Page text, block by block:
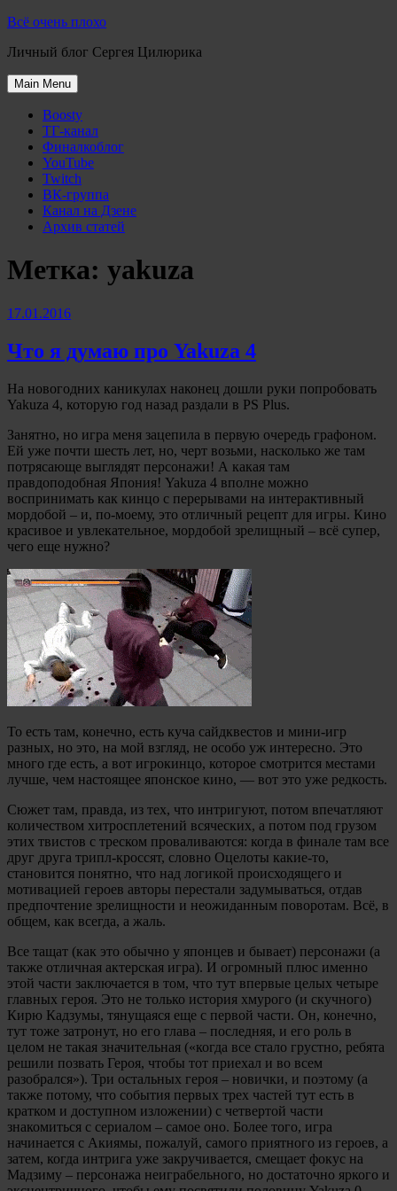
Skip
content
Всё очень плохо
Личный блог Сергея Цилюрика
Main Menu
Boosty
ТГ-канал
Финалкоблог
YouTube
Twitch
ВК-группа
Канал на Дзене
Архив статей
Метка: yakuza
17.01.2016
Что я думаю про Yakuza 4
На новогодних каникулах наконец дошли руки попробовать
Yakuza 4, которую год назад раздали в PS Plus.
Занятно, но игра меня зацепила в первую очередь графоном.
Ей уже почти шесть лет, но, черт возьми, насколько же там
потрясающе выглядят персонажи! А какая там
правдоподобная Япония! Yakuza 4 вполне можно
воспринимать как кинцо с перерывами на интерактивный
мордобой – и, по-моему, это отличный рецепт для игры. Кино
красивое и увлекательное, мордобой зрелищный – всё супер,
чего еще нужно?
То есть там, конечно, есть куча сайдквестов и мини-игр
разных, но это, на мой взгляд, не особо уж интересно. Это
много где есть, а вот игрокинцо, которое смотрится местами
лучше, чем настоящее японское кино, — вот это уже редкость.
Сюжет там, правда, из тех, что интригуют, потом впечатляют
количеством хитросплетений всяческих, а потом под грузом
этих твистов с треском проваливаются: когда в финале там все
друг друга трипл-кроссят, словно Оцелоты какие-то,
становится понятно, что над логикой происходящего и
мотивацией героев авторы перестали задумываться, отдав
предпочтение зрелищности и неожиданным поворотам. Всё, в
общем, как всегда, а жаль.
Все тащат (как это обычно у японцев и бывает) персонажи (а
также отличная актерская игра). И огромный плюс именно
этой части заключается в том, что тут впервые целых четыре
главных героя. Это не только история хмурого (и скучного)
Кирю Кадзумы, тянущаяся еще с первой части. Он, конечно,
тут тоже затронут, но его глава – последняя, и его роль в
целом не такая значительная («когда все стало грустно, ребята
решили позвать Героя, чтобы тот приехал и во всем
разобрался»). Три остальных героя – новички, и поэтому (а
также потому, что события первых трех частей тут есть в
кратком и доступном изложении) с четвертой части
знакомиться с сериалом – самое оно. Более того, игра
начинается с Акиямы, пожалуй, самого приятного из героев, а
затем, когда интрига уже закручивается, смещает фокус на
Мадзиму – персонажа неиграбельного, но достаточно яркого и